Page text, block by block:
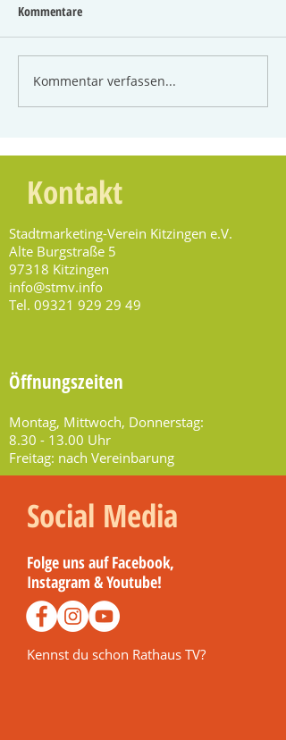
Kommentare
Kommentar verfassen...
Kontakt
Stadtmarketing-Verein Kitzingen e.V.
Alte Burgstraße 5
97318 Kitzingen
info@stmv.info
Tel. 09321 929 29 49
Öffnungszeiten
Montag, Mittwoch, Donnerstag:
8.30 - 13.00 Uhr
Freitag: nach Vereinbarung
Social Media
Folge uns auf Facebook,
Instagram & Youtube!
Kennst du schon Rathaus TV?